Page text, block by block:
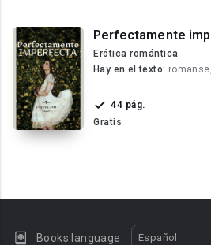
Perfectamente
Erótica romántica
Hay en el texto:
44 pág.
Gratis
Books language: Español